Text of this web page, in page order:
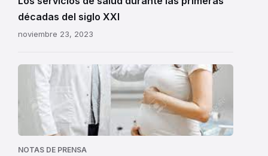
décadas del siglo XXI
noviembre 23, 2023
NOTAS DE PRENSA